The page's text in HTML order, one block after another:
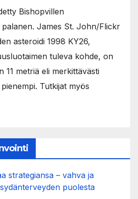
Bishopvillen
James St. John/Flickr
asteroidi 1998 KY26,
tuleva kohde, on
11 metriä eli merkittävästi
Tutkijat myös
strategiansa – vahva ja
puolesta